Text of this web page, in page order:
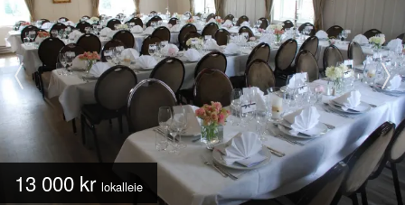
13 000 kr lokalleie